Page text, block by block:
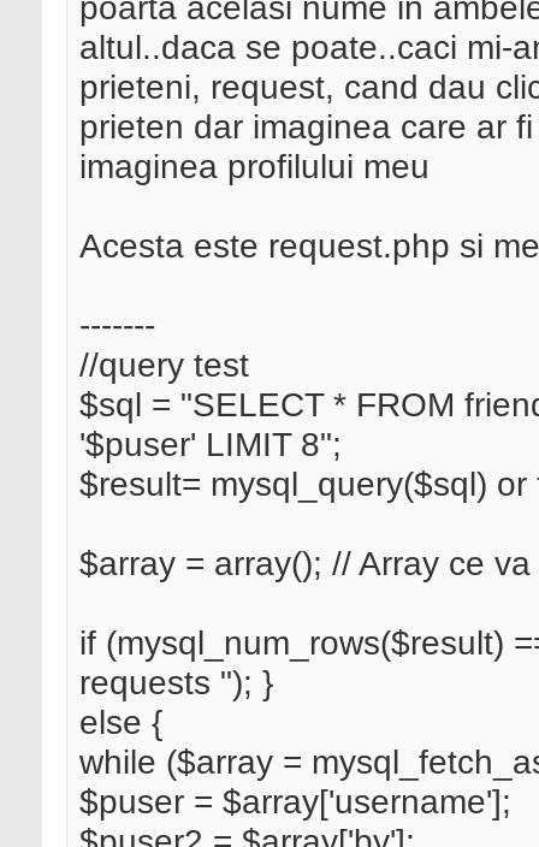
altul..daca se poate..caci mi-
prieteni, request, cand dau
prieten dar imaginea care ar
imaginea profilului meu
Acesta este request.php si
-------
//query test
$sql = "SELECT * FROM
'$puser' LIMIT 8";
$result= mysql_query($sql)
$array = array(); // Array ce
if (mysql_num_rows($result)
requests "); }
else {
while ($array =
$puser = $array['username'];